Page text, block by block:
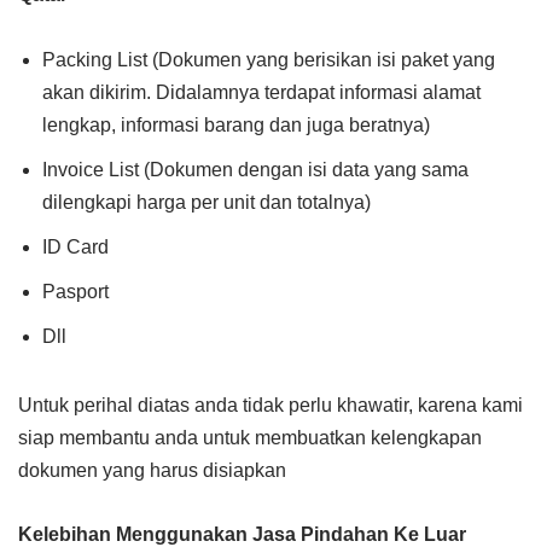
Packing List (Dokumen yang berisikan isi paket yang
akan dikirim. Didalamnya terdapat informasi alamat
lengkap, informasi barang dan juga beratnya)
Invoice List (Dokumen dengan isi data yang sama
dilengkapi harga per unit dan totalnya)
ID Card
Pasport
Dll
Untuk perihal diatas anda tidak perlu khawatir, karena kami
siap membantu anda untuk membuatkan kelengkapan
dokumen yang harus disiapkan
Kelebihan Menggunakan Jasa Pindahan Ke Luar